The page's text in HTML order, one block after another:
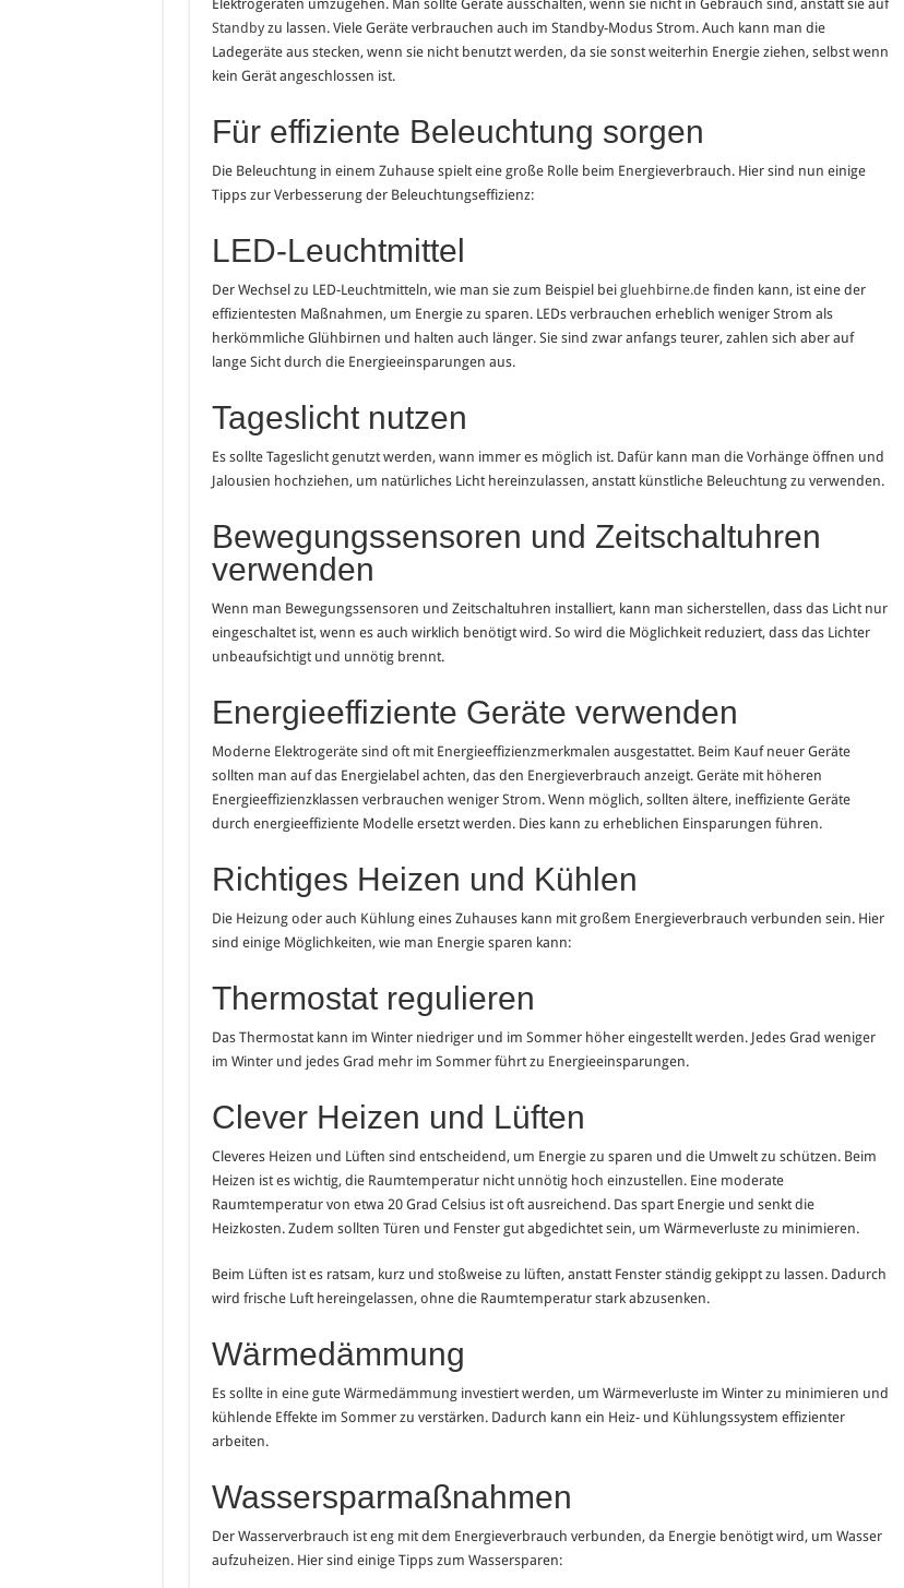
Elektrogeräten umzugehen. Man sollte Geräte ausschalten, wenn sie nicht in Gebrauch sind, anstatt sie auf
Standbyzu lassen. Viele Geräte verbrauchen auch im Standby-Modus Strom. Auch kann man die
Ladegeräte aus stecken, wenn sie nicht benutzt werden, da sie sonst weiterhin Energie ziehen, selbst wenn
kein Gerät angeschlossen ist.
Für effiziente Beleuchtung sorgen
Die Beleuchtung in einem Zuhause spielt eine große Rolle beim Energieverbrauch. Hier sind nun einige
Tipps zur Verbesserung der Beleuchtungseffizienz:
LED-Leuchtmittel
Der Wechsel zu LED-Leuchtmitteln, wie man sie zum Beispiel bei gluehbirne.definden kann, ist eine der
effizientesten Maßnahmen, um Energie zu sparen. LEDs verbrauchen erheblich weniger Strom als
herkömmliche Glühbirnen und halten auch länger. Sie sind zwar anfangs teurer, zahlen sich aber auf
lange Sicht durch die Energieeinsparungen aus.
Tageslicht nutzen
Es sollte Tageslicht genutzt werden, wann immer es möglich ist. Dafür kann man die Vorhänge öffnen und
Jalousien hochziehen, um natürliches Licht hereinzulassen, anstatt künstliche Beleuchtung zu verwenden.
Bewegungssensoren und Zeitschaltuhren
verwenden
Wenn man Bewegungssensoren und Zeitschaltuhren installiert, kann man sicherstellen, dass das Licht nur
eingeschaltet ist, wenn es auch wirklich benötigt wird. So wird die Möglichkeit reduziert, dass das Lichter
unbeaufsichtigt und unnötig brennt.
Energieeffiziente Geräte verwenden
Moderne Elektrogeräte sind oft mit Energieeffizienzmerkmalen ausgestattet. Beim Kauf neuer Geräte
sollten man auf das Energielabel achten, das den Energieverbrauch anzeigt. Geräte mit höheren
Energieeffizienzklassen verbrauchen weniger Strom. Wenn möglich, sollten ältere, ineffiziente Geräte
durch energieeffiziente Modelle ersetzt werden. Dies kann zu erheblichen Einsparungen führen.
Richtiges Heizen und Kühlen
Die Heizung oder auch Kühlung eines Zuhauses kann mit großem Energieverbrauch verbunden sein. Hier
sind einige Möglichkeiten, wie man Energie sparen kann:
Thermostat regulieren
Das Thermostat kann im Winter niedriger und im Sommer höher eingestellt werden. Jedes Grad weniger
im Winter und jedes Grad mehr im Sommer führt zu Energieeinsparungen.
Clever Heizen und Lüften
Cleveres Heizen und Lüften sind entscheidend, um Energie zu sparen und die Umwelt zu schützen. Beim
Heizen ist es wichtig, die Raumtemperatur nicht unnötig hoch einzustellen. Eine moderate
Raumtemperatur von etwa 20 Grad Celsius ist oft ausreichend. Das spart Energie und senkt die
Heizkosten. Zudem sollten Türen und Fenster gut abgedichtet sein, um Wärmeverluste zu minimieren.
Beim Lüften ist es ratsam, kurz und stoßweise zu lüften, anstatt Fenster ständig gekippt zu lassen. Dadurch
wird frische Luft hereingelassen, ohne die Raumtemperatur stark abzusenken.
Wärmedämmung
Es sollte in eine gute Wärmedämmung investiert werden, um Wärmeverluste im Winter zu minimieren und
kühlende Effekte im Sommer zu verstärken. Dadurch kann ein Heiz- und Kühlungssystem effizienter
arbeiten.
Wassersparmaßnahmen
Der Wasserverbrauch ist eng mit dem Energieverbrauch verbunden, da Energie benötigt wird, um Wasser
aufzuheizen. Hier sind einige Tipps zum Wassersparen: